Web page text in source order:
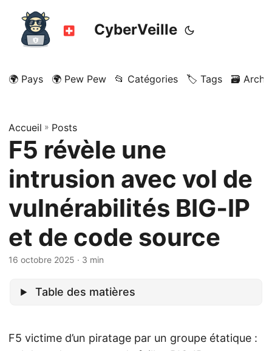
CyberVeille
🌍 Pays 🌍 Pew Pew 📂 Catégories 🏷️ Tags 🗃️
Accueil » Posts
F5 révèle une
intrusion avec vol de
vulnérabilités BIG‑IP
et de code source
16 octobre 2025 · 3 min
Table des matières
F5 victime d’un piratage par un groupe étatique :